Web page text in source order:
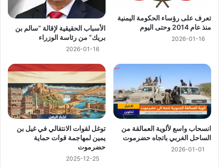
تعرف على رؤساء الحكومة اليمنية
منذ عام 2014 وحتى اليوم
2026-01-16
الأسباب الحقيقية لإقالة “سالم بن
بريك” من رئاسة الوزراء
2026-01-16
انسحاب واسع لألوية العمالقة من
الساحل الغربي باتجاه حضرموت
2026-01-01
توغل لقوات الانتقالي في غيل بن
يمين لمهاجمة قوات حماية
حضرموت
2025-12-25